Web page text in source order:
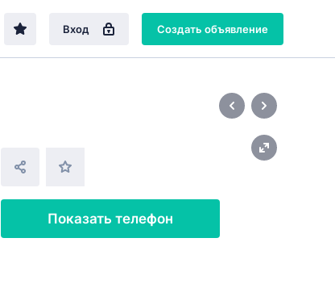
Вход Создать объявление
Показать телефон